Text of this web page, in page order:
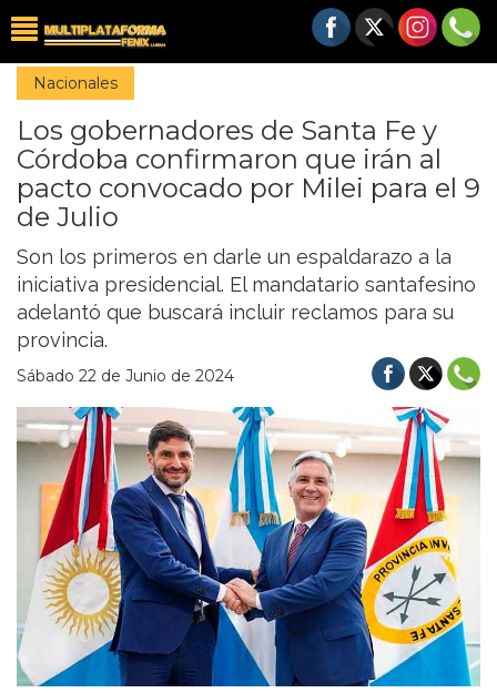
Nacionales
Los gobernadores de Santa Fe y
Córdoba confirmaron que irán al
pacto convocado por Milei para el 9
de Julio
Son los primeros en darle un espaldarazo a la
iniciativa presidencial. El mandatario santafesino
adelantó que buscará incluir reclamos para su
provincia.
Sábado 22 de Junio de 2024